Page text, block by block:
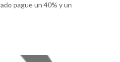
pague un 40% y un